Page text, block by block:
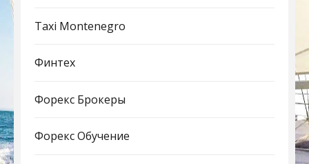
Taxi Montenegro
Финтех
Форекс Брокеры
Форекс Обучение